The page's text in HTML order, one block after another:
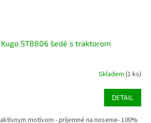
ST8806 šedé s traktorom
Skladem (1 ks)
DETAIL
motívom - príjemné na nosenie- 100%